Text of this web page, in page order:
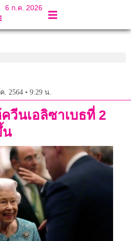
6 ก.ค. 2026
. 2564 • 9:29 น.
นเอลิซาเบธที่ 2
น